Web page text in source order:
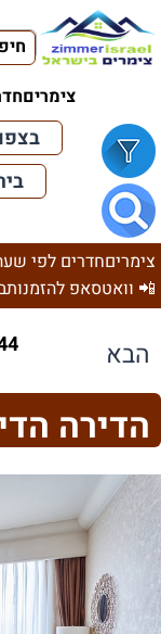
צימרים
צימריםחדרים לפי
📲 וואטסאפ להזמנות
הבא 21/44
הדירה